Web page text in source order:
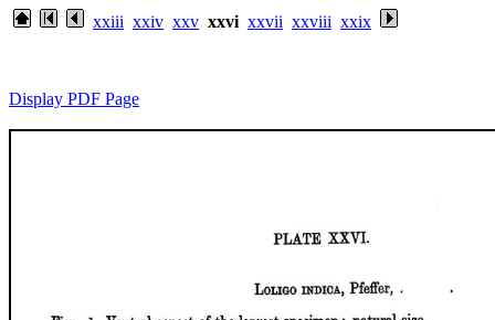
xxiii xxiv xxv xxvi xxvii xxviii xxix
Display PDF Page